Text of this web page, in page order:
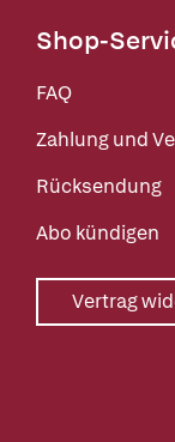
Shop-
FAQ
Zahlung und
Rücksendung
Abo kündigen
Vertrag